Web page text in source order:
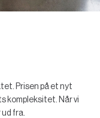
Prisen på et nyt
kompleksitet. Når vi
fra.